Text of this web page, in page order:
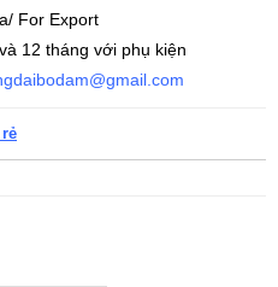
For Export
12 tháng với phụ kiện